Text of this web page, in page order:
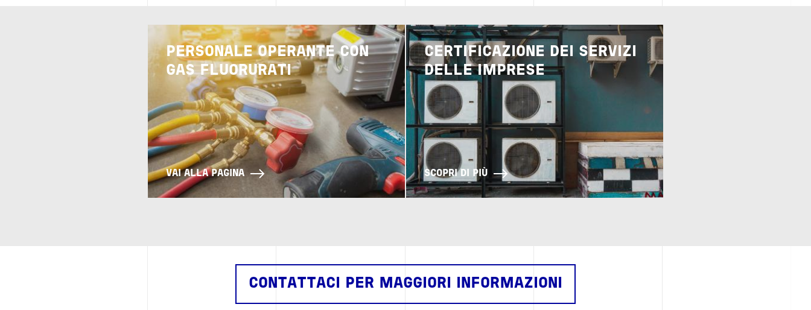
Immagine
PERSONALE OPERANTE CON
GAS FLUORURATI
VAI ALLA PAGINA
Immagine
CERTIFICAZIONE DEI SERVIZI
DELLE IMPRESE
SCOPRI DI PIÙ
CONTATTACI PER MAGGIORI INFORMAZIONI